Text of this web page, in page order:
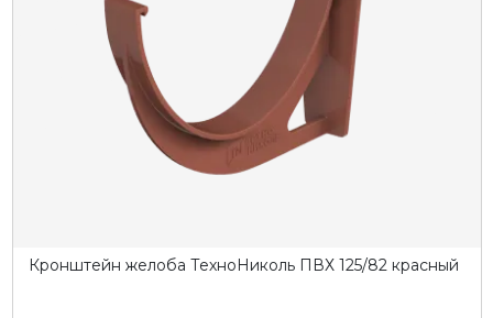
Кронштейн желоба ТехноНиколь ПВХ 125/82 красный